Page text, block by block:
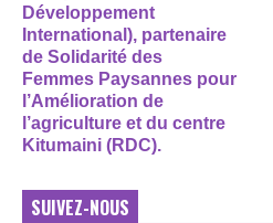
Développement
International), partenaire
de Solidarité des
Femmes Paysannes pour
l’Amélioration de
l’agriculture et du centre
Kitumaini (RDC).
SUIVEZ-NOUS